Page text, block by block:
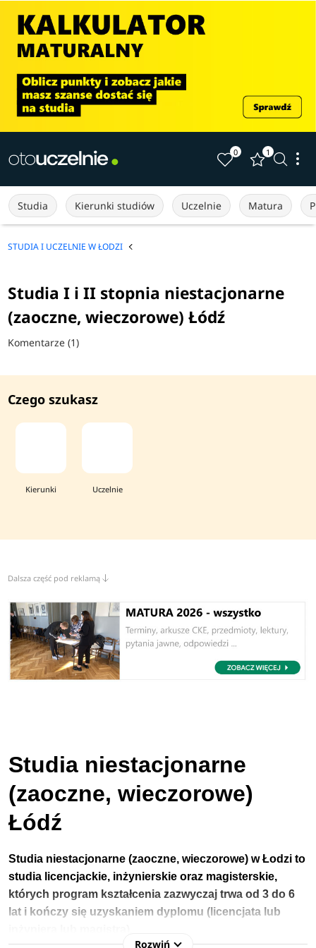
0 1
Studia Kierunki studiów Uczelnie Matura
STUDIA I UCZELNIE W ŁODZI
Studia I i II stopnia niestacjonarne
(zaoczne, wieczorowe) Łódź
Komentarze (1)
Czego szukasz
Kierunki Uczelnie
Dalsza część pod reklamą
Studia niestacjonarne
(zaoczne, wieczorowe)
Łódź
Studia niestacjonarne (zaoczne, wieczorowe) w Łodzi to
studia licencjackie, inżynierskie oraz magisterskie,
których program kształcenia zazwyczaj trwa od 3 do 6
lat i kończy się uzyskaniem dyplomu (licencjata lub
Rozwiń